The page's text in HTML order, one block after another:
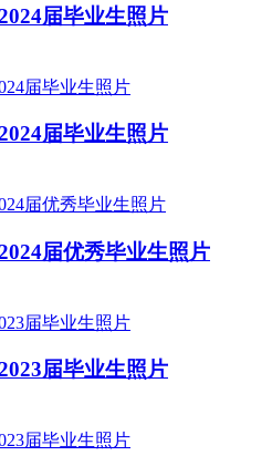
届毕业生照片
届毕业生照片
届优秀毕业生照片
届毕业生照片